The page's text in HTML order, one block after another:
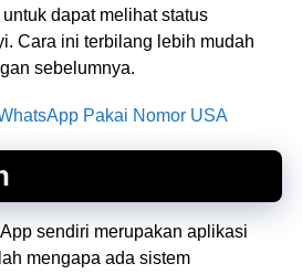
dapat melihat status
Cara ini terbilang lebih mudah
sebelumnya.
Pakai Nomor USA
sendiri merupakan aplikasi
mengapa ada sistem